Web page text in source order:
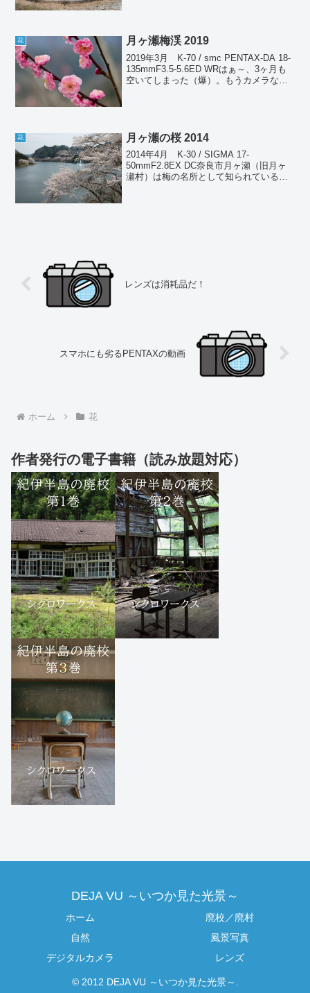
花 月ヶ瀬梅渓 2019
2019年3月 K-70 / smc PENTAX-DA 18-
135mmF3.5-5.6ED WRはぁ～、3ヶ月も
空いてしまった（爆）。もうカメラなん
花 月ヶ瀬の桜 2014
2014年4月 K-30 / SIGMA 17-
50mmF2.8EX DC奈良市月ヶ瀬（旧月ヶ
瀬村）は梅の名所として知られている
レンズは消耗品だ！
スマホにも劣るPENTAXの動画
ホーム 花
作者発行の電子書籍（読み放題対応）
DEJA VU ～いつか見た光景～
ホーム
廃校／廃村
自然
風景写真
デジタルカメラ
レンズ
© 2012 DEJA VU ～いつか見た光景～.